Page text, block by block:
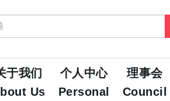
于我们
Us
个人中心
Personal
理事会
Council